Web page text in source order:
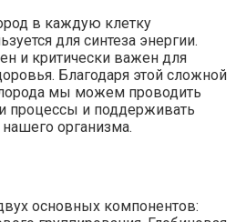
в каждую клетку
для синтеза энергии.
и критически важен для
Благодаря этой сложной
мы можем проводить
процессы и поддерживать
организма.
основных компонентов: